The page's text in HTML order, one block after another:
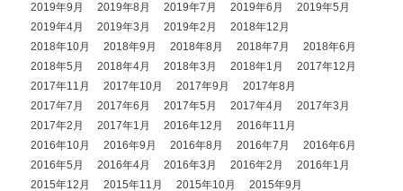
2019年9月
2019年8月 2019年7月 2019年6月
2019年5月
2019年4月
2019年3月 2019年2月
2018年12月
2018年10月
2018年9月 2018年8月 2018年7月
2018年6月
2018年5月
2018年4月 2018年3月 2018年1月
2017年12月
2017年11月
2017年10月 2017年9月
2017年8月
2017年7月
2017年6月 2017年5月 2017年4月
2017年3月
2017年2月
2017年1月 2016年12月
2016年11月
2016年10月
2016年9月 2016年8月 2016年7月
2016年6月
2016年5月
2016年4月 2016年3月 2016年2月
2016年1月
2015年12月
2015年11月 2015年10月
2015年9月